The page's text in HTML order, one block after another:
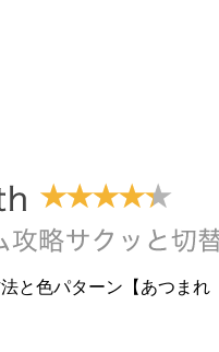
と色パターン【あつまれ